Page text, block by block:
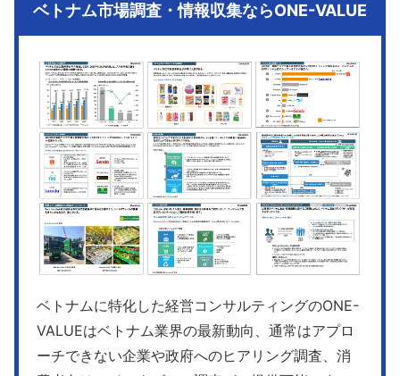
ベトナム市場調査・情報収集ならONE-VALUE
ベトナムに特化した経営コンサルティングのONE-
VALUEはベトナム業界の最新動向、通常はアプロ
ーチできない企業や政府へのヒアリング調査、消